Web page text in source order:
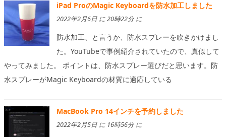
iPad ProのMagic Keyboardを防水加工しました
2022年2月6日 に 20時22分 に
防水加工、と言うか、防水スプレーを吹きかけまし
た。YouTubeで事例紹介されていたので、真似して
やってみました。 ポイントは、防水スプレー選びだと思います。防
水スプレーがMagic Keyboardの材質に適応している
MacBook Pro 14インチを予約しました
2022年2月5日 に 16時56分 に